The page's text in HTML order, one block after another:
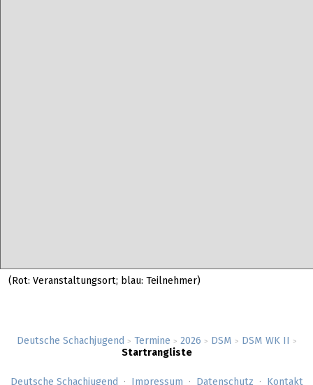
Deutsche Schachjugend > Termine > 2026 > DSM > DSM WK II >
Startrangliste
(Rot: Veranstaltungsort; blau: Teilnehmer)
Deutsche Schachjugend Impressum Datenschutz Kontakt